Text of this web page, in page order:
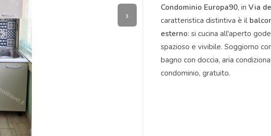
›
Condominio Europa90, inVia
caratteristica distintiva è il
esterno: si cucina all'aperto
spazioso e vivibile. Soggiorno
bagno con doccia, aria
condominio, gratuito.